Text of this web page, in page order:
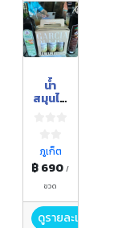
น้ำ
สมุนไพ
น้ำผึ้ง
เข้มข้น
ภูเก็ต
฿ 690/
ขวด
ดูรายละเอียด